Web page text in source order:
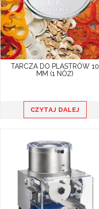
TARCZA DO PLASTRÓW 10
MM (1 NÓŻ)
CZYTAJ DALEJ